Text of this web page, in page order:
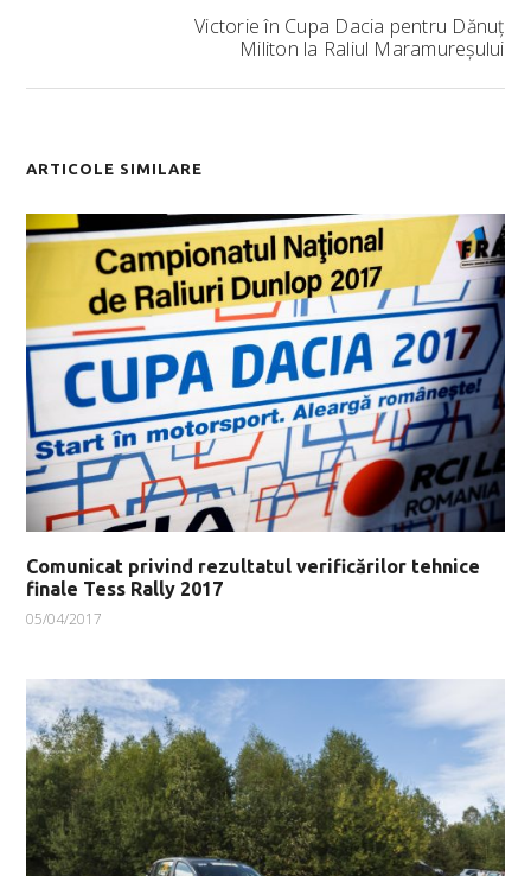
Victorie în Cupa Dacia pentru Dănuț
Militon la Raliul Maramureșului
ARTICOLE SIMILARE
Comunicat privind rezultatul verificărilor tehnice
finale Tess Rally 2017
05/04/2017